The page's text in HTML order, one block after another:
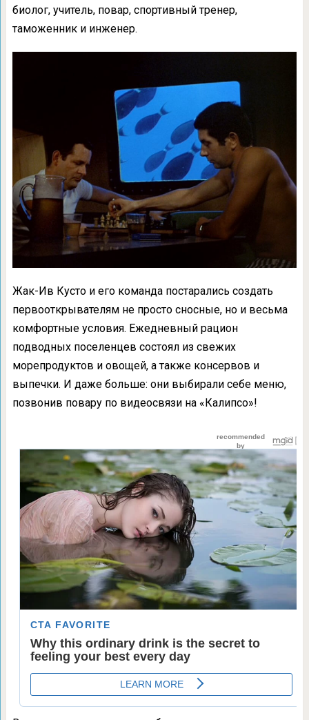
биолог, учитель, повар, спортивный тренер,
таможенник и инженер.
Жак-Ив Кусто и его команда постарались создать
первооткрывателям не просто сносные, но и весьма
комфортные условия. Ежедневный рацион
подводных поселенцев состоял из свежих
морепродуктов и овощей, а также консервов и
выпечки. И даже больше: они выбирали себе меню,
позвонив повару по видеосвязи на «Калипсо»!